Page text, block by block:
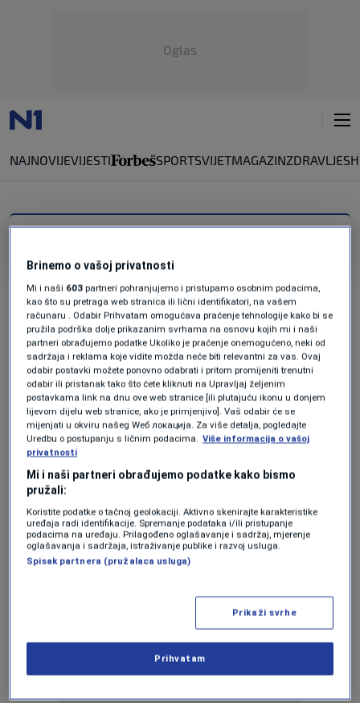
Oglas
NAJNOVIJEVIJESTI SPORTSVIJETMAGAZINZDRAVLJE
SLUČAJ PODNOVLJE
Pravobranilaštvo BiH istražuje da li se
solarne elektrane kod Doboja grade na
državnom zemljištu: RS još nije dostavila
dokumente
VIJESTI | 28. apr. | 0
DOSTAVLJENI DOKAZI O UPLATI
Pravobranilaštvo BiH: Obustavljeni izvršni
postupci 'Viaducta' protiv Centralne banke
BiH
U PSBIH
pravobranilaca o Viaductu i slučajevima
koje je BiH izgubila
VIJESTI|19. jun.| 0
Brinemo o vašoj privatnosti
Mi i naši 603 partneri pohranjujemo i pristupamo osobnim podacima,
kao što su pretraga web stranica ili lični identifikatori, na vašem
računaru . Odabir Prihvatam omogućava praćenje tehnologije kako bi se
pružila podrška dolje prikazanim svrhama na osnovu kojih mi i naši
partneri obrađujemo podatke Ukoliko je praćenje onemogućeno, neki od
sadržaja i reklama koje vidite možda neće biti relevantni za vas. Ovaj
odabir postavki možete ponovno odabrati i pritom promijeniti trenutni
odabir ili pristanak tako što ćete kliknuti na Upravljaj željenim
postavkama link na dnu ove web stranice [ili plutajuću ikonu u donjem
lijevom dijelu web stranice, ako je primjenjivo]. Vaš odabir će se
mijenjati u okviru našeg Wеб локација. Za više detalja, pogledajte
Uredbu o postupanju s ličnim podacima. Više informacija o vašoj
privatnosti
Mi i naši partneri obrađujemo podatke kako bismo
pružali:
Koristite podatke o tačnoj geolokaciji. Aktivno skenirajte karakteristike
uređaja radi identifikacije. Spremanje podataka i/ili pristupanje
podacima na uređaju. Prilagođeno oglašavanje i sadržaj, mjerenje
oglašavanja i sadržaja, istraživanje publike i razvoj usluga.
Spisak partnera (pružalaca usluga)
Prikaži svrhe
Prihvatam